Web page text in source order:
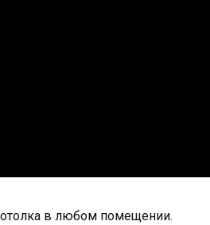
в любом помещении.